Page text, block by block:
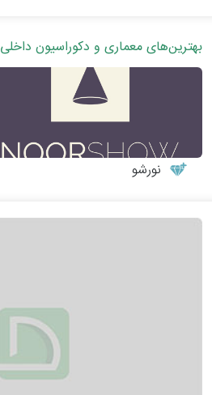
بهترین‌های معماری و دکوراسیون داخلی
نورشو